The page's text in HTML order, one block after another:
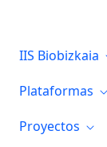
IIS Biobizkaia
Plataformas
Proyectos